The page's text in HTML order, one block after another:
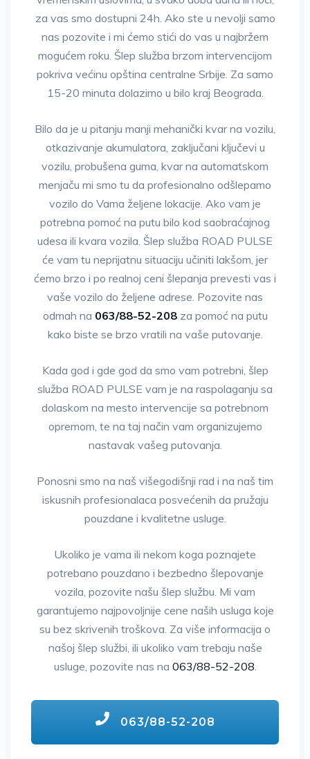
za vas smo dostupni 24h. Ako ste u nevolji samo
nas pozovite i mi ćemo stići do vas u najbržem
mogućem roku. Šlep služba brzom intervencijom
pokriva većinu opština centralne Srbije. Za samo
15-20 minuta dolazimo u bilo kraj Beograda.
Bilo da je u pitanju manji mehanički kvar na vozilu,
otkazivanje akumulatora, zaključani ključevi u
vozilu, probušena guma, kvar na automatskom
menjaču mi smo tu da profesionalno odšlepamo
vozilo do Vama željene lokacije. Ako vam je
potrebna pomoć na putu bilo kod saobraćajnog
udesa ili kvara vozila. Šlep služba ROAD PULSE
će vam tu neprijatnu situaciju učiniti lakšom, jer
ćemo brzo i po realnoj ceni šlepanja prevesti vas i
vaše vozilo do željene adrese. Pozovite nas
odmah na 063/88-52-208za pomoć na putu
kako biste se brzo vratili na vaše putovanje.
Kada god i gde god da smo vam potrebni, šlep
služba ROAD PULSE vam je na raspolaganju sa
dolaskom na mesto intervencije sa potrebnom
opremom, te na taj način vam organizujemo
nastavak vašeg putovanja.
Ponosni smo na naš višegodišnji rad i na naš tim
iskusnih profesionalaca posvećenih da pružaju
pouzdane i kvalitetne usluge.
Ukoliko je vama ili nekom koga poznajete
potrebano pouzdano i bezbedno šlepovanje
vozila, pozovite našu šlep službu. Mi vam
garantujemo najpovoljnije cene naših usluga koje
su bez skrivenih troškova. Za više informacija o
našoj šlep službi, ili ukoliko vam trebaju naše
usluge, pozovite nas na 063/88-52-208.
063/88-52-208